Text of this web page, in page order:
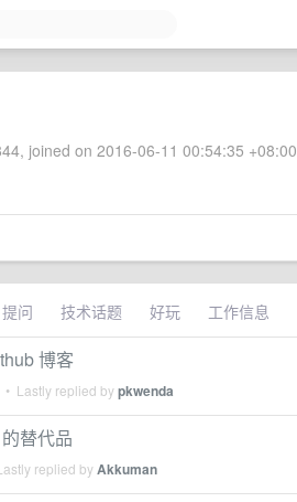
joined on 2016-06-11 00:54:35 +08:00
提问 技术话题 好玩 工作信息
博客
• Lastly replied bypkwenda
替代品
replied byAkkuman